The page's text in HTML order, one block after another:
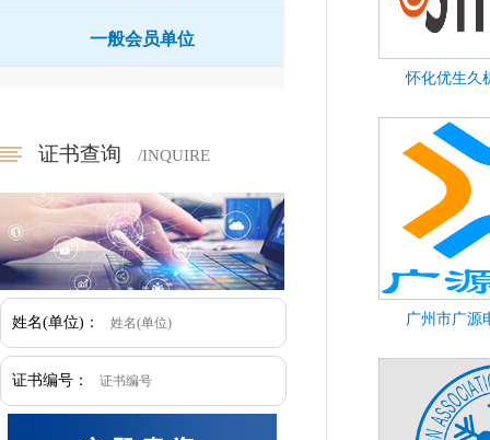
一般会员单位
证书查询 /INQUIRE
姓名(单位)：
证书编号：
怀化优生久
广州市广源